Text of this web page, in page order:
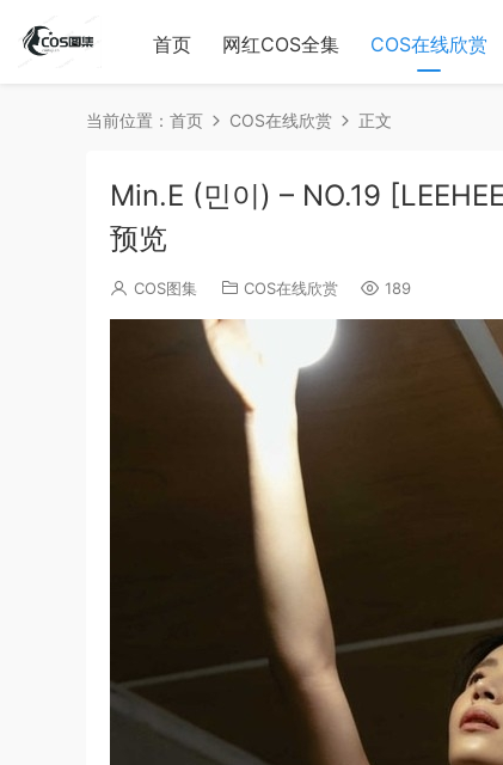
首页 网红COS全集 COS在线欣赏
当前位置： 首页 COS在线欣赏 正文
Min.E (민이) – NO.19
预览
COS图集 COS在线欣赏 189